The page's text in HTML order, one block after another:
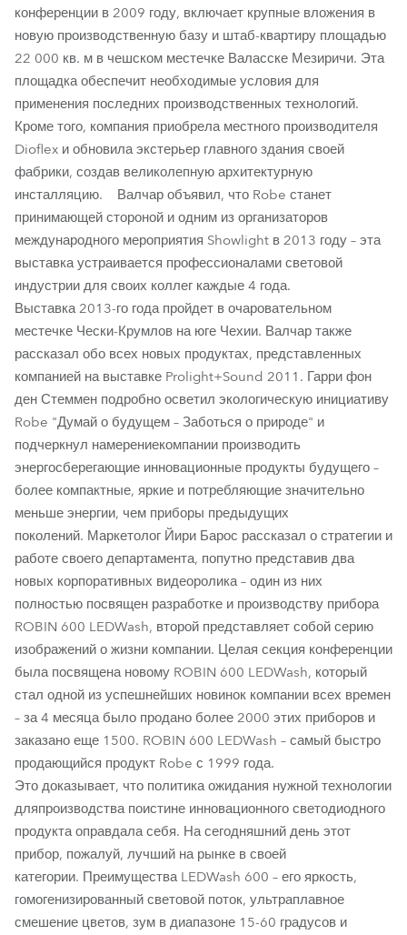
конференции в 2009 году, включает крупные вложения в
новую производственную базу и штаб-квартиру площадью
22 000 кв. м в чешском местечке Валасске Мезиричи. Эта
площадка обеспечит необходимые условия для
применения последних производственных технологий.
Кроме того, компания приобрела местного производителя
Dioflex и обновила экстерьер главного здания своей
фабрики, создав великолепную архитектурную
инсталляцию. Валчар объявил, что Robe станет
принимающей стороной и одним из организаторов
международного мероприятия Showlight в 2013 году – эта
выставка устраивается профессионалами световой
индустрии для своих коллег каждые 4 года.
Выставка 2013-го года пройдет в очаровательном
местечке Чески-Крумлов на юге Чехии. Валчар также
рассказал обо всех новых продуктах, представленных
компанией на выставке Prolight+Sound 2011. Гарри фон
ден Стеммен подробно осветил экологическую инициативу
Robe "Думай о будущем – Заботься о природе" и
подчеркнул намерениекомпании производить
энергосберегающие инновационные продукты будущего –
более компактные, яркие и потребляющие значительно
меньше энергии, чем приборы предыдущих
поколений. Маркетолог Йири Барос рассказал о стратегии и
работе своего департамента, попутно представив два
новых корпоративных видеоролика – один из них
полностью посвящен разработке и производству прибора
ROBIN 600 LEDWash, второй представляет собой серию
изображений о жизни компании. Целая секция конференции
была посвящена новому ROBIN 600 LEDWash, который
стал одной из успешнейших новинок компании всех времен
– за 4 месяца было продано более 2000 этих приборов и
заказано еще 1500. ROBIN 600 LEDWash – самый быстро
продающийся продукт Robe с 1999 года.
Это доказывает, что политика ожидания нужной технологии
дляпроизводства поистине инновационного светодиодного
продукта оправдала себя. На сегодняшний день этот
прибор, пожалуй, лучший на рынке в своей
категории. Преимущества LEDWash 600 – его яркость,
гомогенизированный световой поток, ультраплавное
смешение цветов, зум в диапазоне 15-60 градусов и